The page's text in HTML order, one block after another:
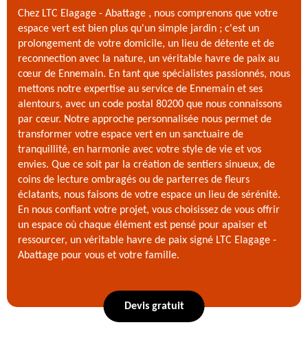
Chez LTC Elagage - Abattage , nous comprenons que votre
espace vert est bien plus qu'un simple jardin ; c'est un
prolongement de votre domicile, un lieu de détente et de
reconnection avec la nature, un véritable havre de paix au
cœur de Ennemain. En tant que spécialistes passionnés, nous
mettons notre expertise au service de Ennemain et ses
alentours, avec un code postal 80200 que nous connaissons
par cœur. Notre approche personnalisée nous permet de
transformer votre espace vert en un sanctuaire de
tranquillité, en harmonie avec votre style de vie et vos
envies. Que ce soit par la création de sentiers sinueux, de
coins de lecture ombragés ou de parterres de fleurs
éclatants, nous faisons de votre espace un lieu de sérénité.
En nous confiant votre projet, vous choisissez de vous offrir
un espace où chaque élément est pensé pour apaiser et
ressourcer, un véritable havre de paix signé LTC Elagage -
Abattage pour vous et votre famille.
Devis gratuit